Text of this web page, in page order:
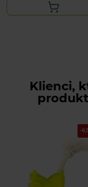
Klienci,
-